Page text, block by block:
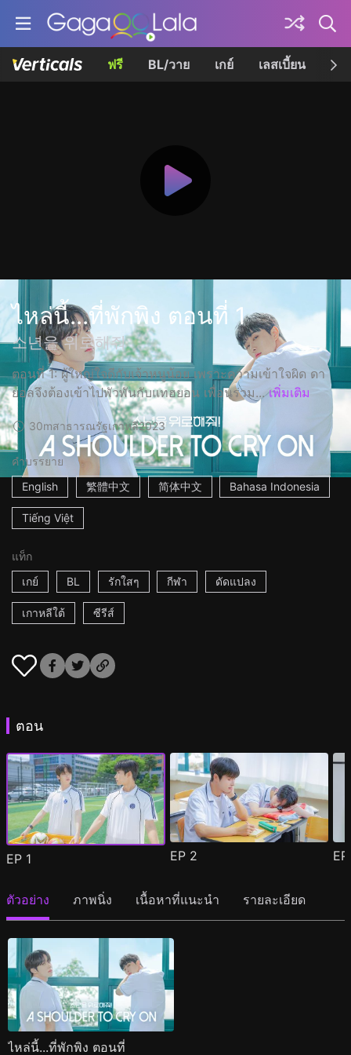
ฟรี BL/วาย เกย์ เลสเบี้ยน เค
ไหล่นี้...ที่พักพิง ตอนที่ 1
소년을 위로해줘
ตอนที่ 1: ผู้ใหญ่ใจดีกับเจ้าหนูน้อย เพราะความเข้าใจผิด ดา
ยอลจึงต้องเข้าไปพัวพันกับแทฮยอน เพื่อนร่วม... เพิ่มเติม
30mสาธารณรัฐเกาหลี2023
คำบรรยาย
English
繁體中文 简体中文 Bahasa Indonesia
Tiếng Việt
แท็ก
เกย์
BL รักใสๆ กีฬา ดัดแปลง
เกาหลีใต้ ซีรีส์
ตอน
EP 1 EP 2
ตัวอย่าง ภาพนิ่ง เนื้อหาที่แนะนำ รายละเอียด
ไหล่นี้...ที่พักพิง ตอนที่